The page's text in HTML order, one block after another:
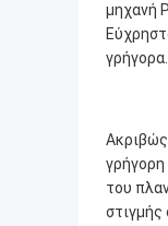
μηχανή
γρήγορη
του
στιγμής